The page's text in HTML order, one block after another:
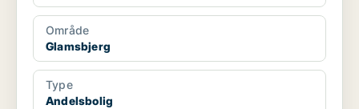
Område
Glamsbjerg
Type
Andelsbolig